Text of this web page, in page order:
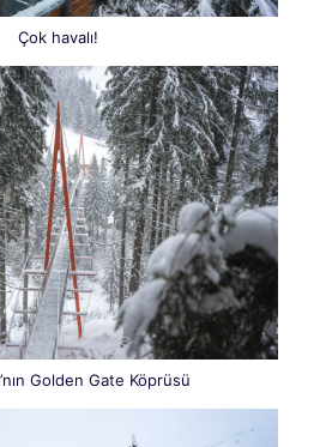
Çok havalı!
Golden Gate Köprüsü